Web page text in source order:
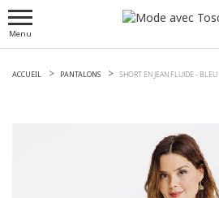
Menu
ACCUEIL PANTALONS SHORT EN JEAN FLUIDE - BLEU